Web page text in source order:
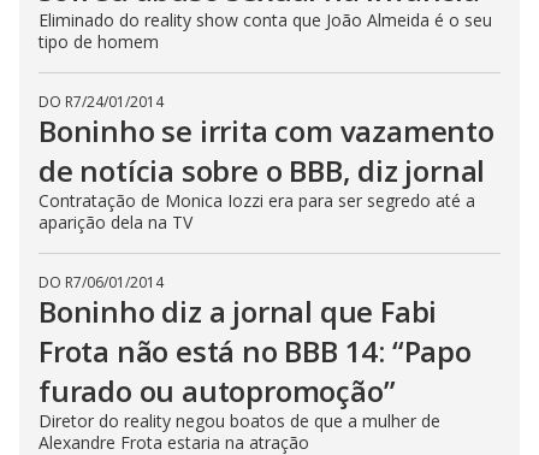
Eliminado do reality show conta que João Almeida é o seu
tipo de homem
DO R7/24/01/2014
Boninho se irrita com vazamento
de notícia sobre o BBB, diz jornal
Contratação de Monica Iozzi era para ser segredo até a
aparição dela na TV
DO R7/06/01/2014
Boninho diz a jornal que Fabi
Frota não está no BBB 14: “Papo
furado ou autopromoção”
Diretor do reality negou boatos de que a mulher de
Alexandre Frota estaria na atração